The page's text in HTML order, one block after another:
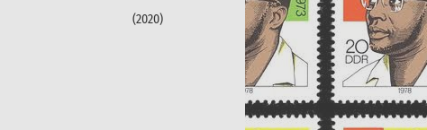
(2020)